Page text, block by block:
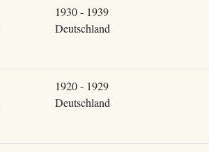
1930 - 1939
Deutschland
1920 - 1929
Deutschland